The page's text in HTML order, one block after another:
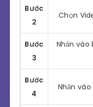
Bước
2
Chọn
Bước
3
Nhấn vào
Bước
4
Nhấn